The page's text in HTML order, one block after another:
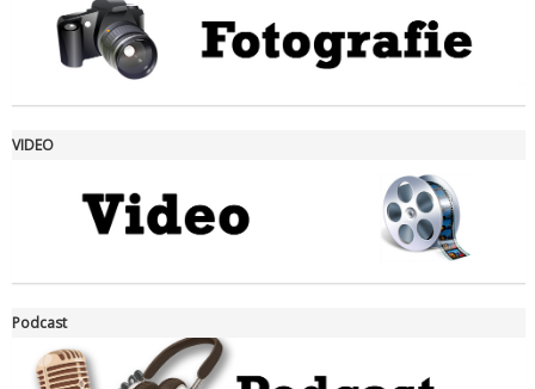
VIDEO
Podcast